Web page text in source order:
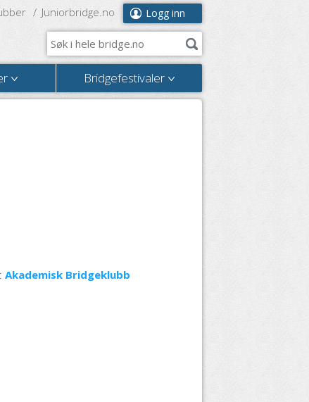
Logg inn
Juniorbridge.no
Bridgefestivaler
Akademisk Bridgeklubb